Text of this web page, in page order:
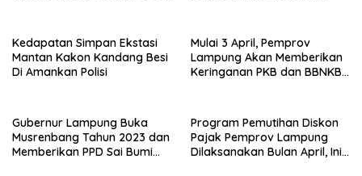
Kedapatan Simpan Ekstasi
Mantan Kakon Kandang Besi
Di Amankan Polisi
Mulai 3 April, Pemprov
Lampung Akan Memberikan
Keringanan PKB dan BBNKB II
Gubernur Lampung Buka
Musrenbang Tahun 2023 dan
Memberikan PPD Sai Bumi
Program Pemutihan Diskon
Pajak Pemprov Lampung
Dilaksanakan Bulan April, Ini